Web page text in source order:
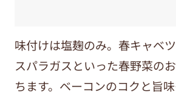
味付けは塩麹のみ。春キャベ
スパラガスといった春野菜の
ちます。ベーコンのコクと旨味